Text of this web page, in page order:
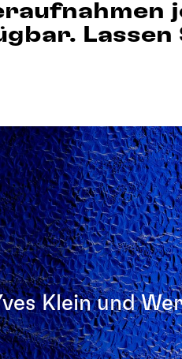
Lassen
Klein und